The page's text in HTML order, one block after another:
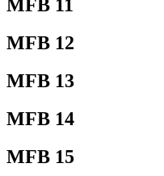
MFB 11
MFB 12
MFB 13
MFB 14
MFB 15